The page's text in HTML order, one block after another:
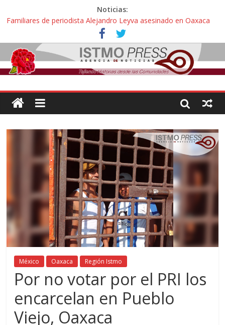
Noticias:
Familiares de periodista Alejandro Leyva asesinado en Oaxaca
protestan y exigen justicia en desfile de delegaciones
Alertan pescadores de Juchitán, Oaxaca de nuevo despojo de su
territorio para construir un parque eólico
Pescadores y comuneros ikoots detienen la extracción ilegal de
material pétreo de gravera Oyamel
ahora pescadores de Salinas del Marqués denuncian daños de
Pemex
México Oaxaca Región Istmo
Por no votar por el PRI los
encarcelan en Pueblo
Viejo, Oaxaca